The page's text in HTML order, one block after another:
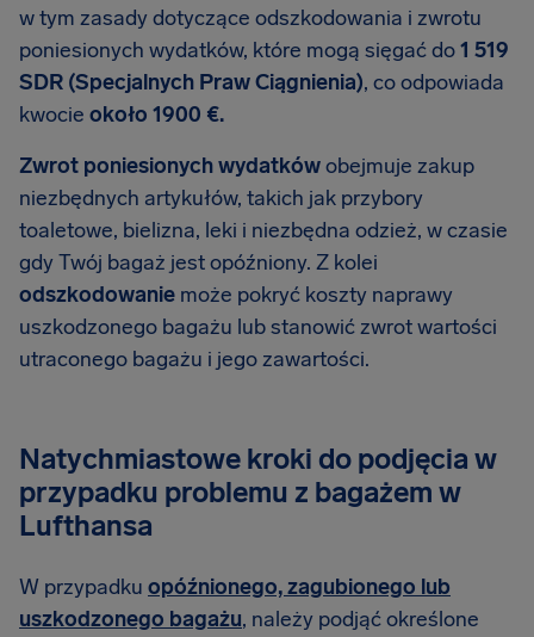
w tym zasady dotyczące odszkodowania i zwrotu
poniesionych wydatków, które mogą sięgać do1 519
SDR (Specjalnych Praw Ciągnienia), co odpowiada
kwocie około 1900 €.
Zwrot poniesionych wydatkówobejmuje zakup
niezbędnych artykułów, takich jak przybory
toaletowe, bielizna, leki i niezbędna odzież, w czasie
gdy Twój bagaż jest opóźniony. Z kolei
odszkodowanie może pokryć koszty naprawy
uszkodzonego bagażu lub stanowić zwrot wartości
utraconego bagażu i jego zawartości.
Natychmiastowe kroki do podjęcia w
przypadku problemu z bagażem w
Lufthansa
W przypadku opóźnionego, zagubionego lub
uszkodzonego bagażu, należy podjąć określone